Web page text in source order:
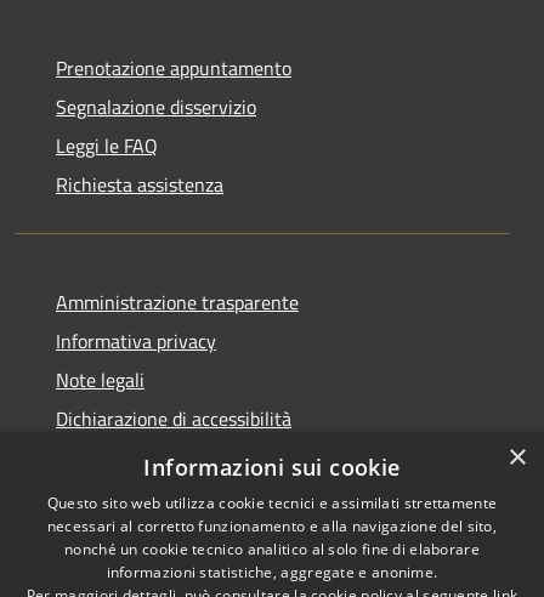
Prenotazione appuntamento
Segnalazione disservizio
Leggi le FAQ
Richiesta assistenza
Amministrazione trasparente
Informativa privacy
Note legali
Dichiarazione di accessibilità
Feedback accessibilità
Copyright © 2026 • Città di
×
Informazioni sui cookie
Questo sito web utilizza cookie tecnici e assimilati strettamente
necessari al corretto funzionamento e alla navigazione del sito,
nonché un cookie tecnico analitico al solo fine di elaborare
informazioni statistiche, aggregate e anonime.